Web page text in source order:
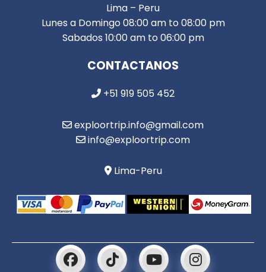
Lima – Peru
Lunes a Domingo 08:00 am to 08:00 pm
Sabados 10:00 am to 06:00 pm
CONTACTANOS
+51 919 505 452
exploortrip.info@gmail.com
info@exploortrip.com
Lima-Peru